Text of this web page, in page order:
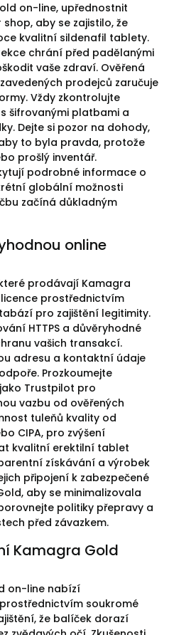
on-line, upřednostnit
shop, aby se zajistilo, že
kvalitní sildenafil tablety.
chrání před padělanými
vaše zdraví. Ověřená
prodejců zaručuje
Vždy zkontrolujte
šifrovanými platbami a
Dejte si pozor na dohody,
to byla pravda, protože
prošlý inventář.
podrobné informace o
globální možnosti
začíná důkladným
online
prodávají Kamagra
prostřednictvím
pro zajištění legitimity.
HTTPS a důvěryhodné
vašich transakcí.
adresu a kontaktní údaje
Prozkoumejte
Trustpilot pro
vazbu od ověřených
tuleňů kvality od
CIPA, pro zvýšení
kvalitní erektilní tablet
získávání a výrobek
připojení k zabezpečené
aby se minimalizovala
politiky přepravy a
před závazkem.
Kamagra Gold
on-line nabízí
soukromé
že balíček dorazí